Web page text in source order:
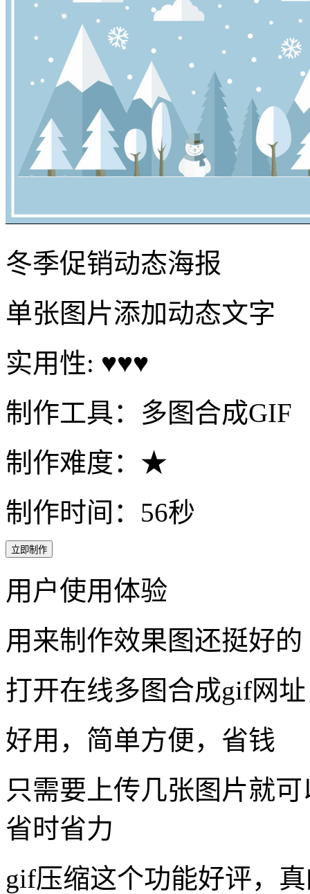
冬季促销动态海报
单张图片添加动态文字
实用性: ♥♥♥
制作工具：多图合成GIF
制作难度：★
制作时间：56秒
立即制作
用户使用体验
用来制作效果图还挺好的
打开在线多图合成gif网
好用，简单方便，省钱
只需要上传几张图片就
省时省力
gif压缩这个功能好评，